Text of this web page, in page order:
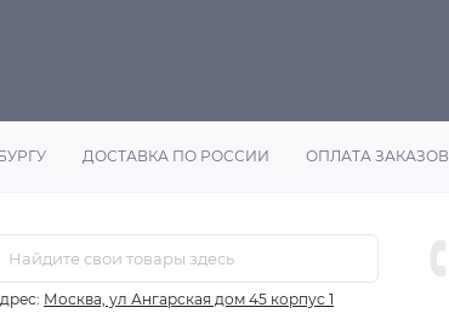
ДОСТАВКА ПО РОССИИ ОПЛАТА ЗАКАЗОВ
Москва, ул Ангарская дом 45 корпус 1